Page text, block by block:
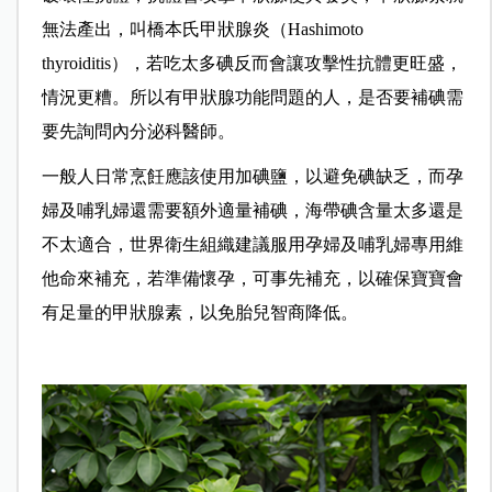
無法產出，叫橋本氏甲狀腺炎（Hashimoto
thyroiditis），若吃太多碘反而會讓攻擊性抗體更旺盛，
情況更糟。所以有甲狀腺功能問題的人，是否要補碘需
要先詢問內分泌科醫師。
一般人日常烹飪應該使用加碘鹽，以避免碘缺乏，而孕
婦及哺乳婦還需要額外適量補碘，海帶碘含量太多還是
不太適合，世界衛生組織建議服用孕婦及哺乳婦專用維
他命來補充，若準備懷孕，可事先補充，以確保寶寶會
有足量的甲狀腺素，以免胎兒智商降低。